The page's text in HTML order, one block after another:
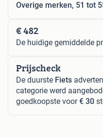
Overige merken, 51 tot
€ 482
De huidige gemiddelde
Prijscheck
De duurste Fiets
categorie werd
goedkoopste voor€ 30